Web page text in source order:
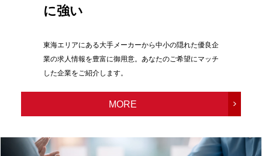
に強い
東海エリアにある大手メーカーから中小の隠れた優良企
業の求人情報を豊富に御用意。あなたのご希望にマッチ
した企業をご紹介します。
MORE